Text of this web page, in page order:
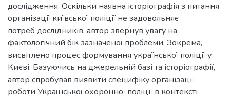
дослідження. Оскільки наявна історіографія з питання
організації київської поліції не задовольняє
потреб дослідників, автор звернув увагу на
фактологічний бік зазначеної проблеми. Зокрема,
висвітлено процес формування української поліції у
Києві. Базуючись на джерельній базі та історіографії,
автор спробував виявити специфіку організації
роботи Української охоронної поліції в контексті